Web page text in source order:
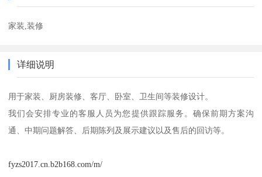
家装,装修
详细说明
用于家装、厨房装修、客厅、卧室、卫生间等装修设计。
我们会安排专业的客服人员为您提供跟踪服务。确保前期方案沟
通、中期问题解答、后期陈列及展示建议以及售后的回访等。
fyzs2017.cn.b2b168.com/m/